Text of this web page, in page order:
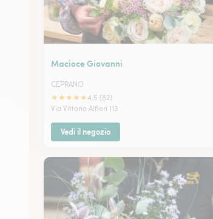
Macioce Giovanni
CEPRANO
★★★★★4.5 (82)
Via Vittorio Alfieri 113
Vedi il negozio